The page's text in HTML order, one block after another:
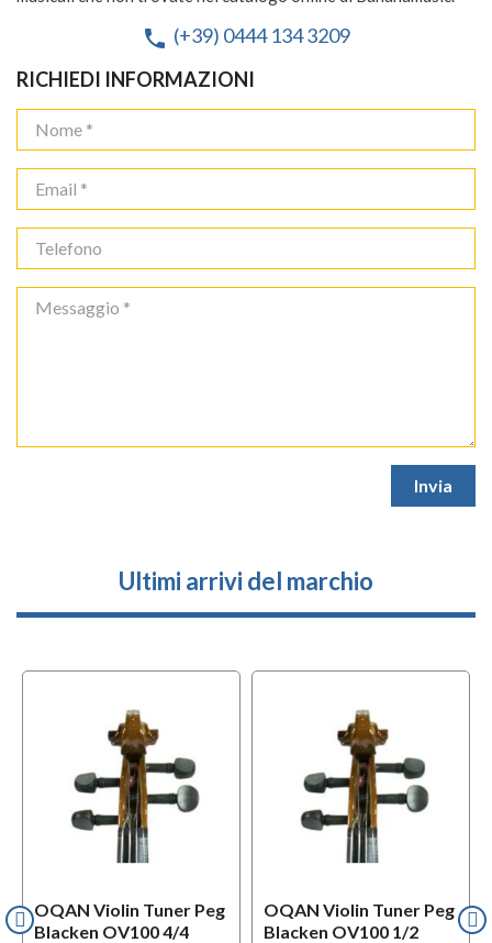
phone (+39) 0444 134 3209
RICHIEDI INFORMAZIONI
Ultimi arrivi del marchio
OQAN Violin Tuner Peg
Blacken OV100 4/4
OQAN Violin Tuner Peg
Blacken OV100 1/2